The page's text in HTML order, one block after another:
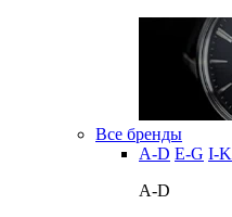
Все бренды
A-D E-G I-K
A-D